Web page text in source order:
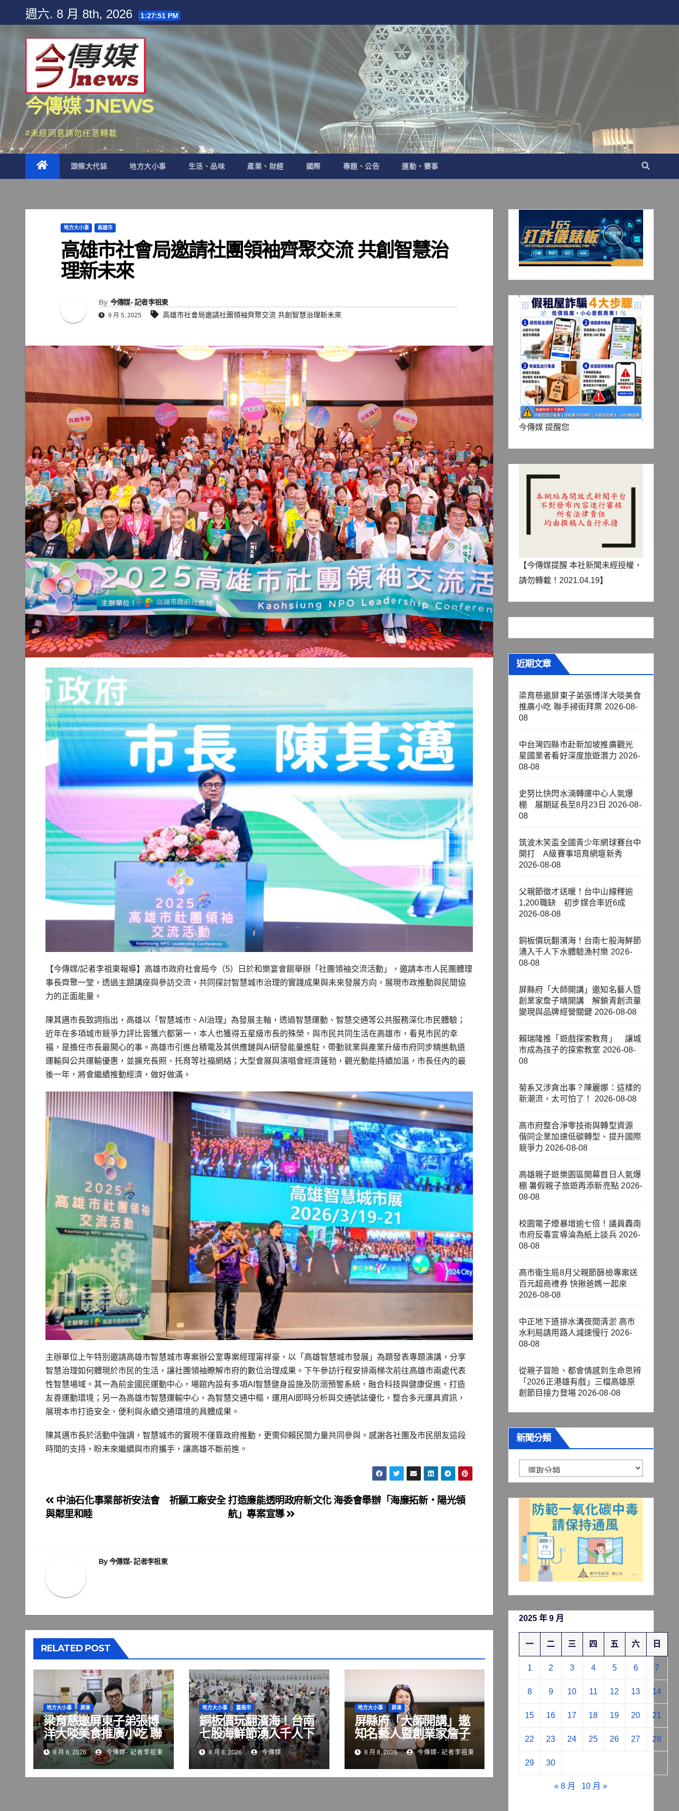
content
週六. 8 月 8th, 2026 1:27:53 PM
今傳媒 JNEWS
#未經同意請勿任意轉載
頭條大代誌 地方大小事 生活、品味 產業、財經 國際 專題、公告 運動、賽事
地方大小事 高雄市
高雄市社會局邀請社團領袖齊聚交流 共創智慧治
理新未來
By 今傳媒- 記者李祖東
9 月 5, 2025 高雄市社會局邀請社團領袖齊聚交流 共創智慧治理新未來
【今傳媒/記者李祖東報導】高雄市政府社會局今（5）日於和樂宴會館舉辦「社團領袖交流活動」，邀請本市人民團體理
事長齊聚一堂，透過主題講座與參訪交流，共同探討智慧城市治理的實踐成果與未來發展方向，展現市政推動與民間協
力的正面能量。
陳其邁市長致詞指出，高雄以「智慧城市、AI治理」為發展主軸，透過智慧運動、智慧交通等公共服務深化市民體驗；
近年在多項城市競爭力評比皆獲六都第一，本人也獲得五星級市長的殊榮，與市民共同生活在高雄市，看見市民的幸
福，是擔任市長最開心的事。高雄市引進台積電及其供應鏈與AI研發能量進駐，帶動就業與產業升級市府同步精進軌道
運輸與公共運輸優惠，並擴充長照、托育等社福網絡；大型會展與演唱會經濟蓬勃，觀光動能持續加溫，市長任內的最
後一年，將會繼續推動經濟，做好做滿。
主辦單位上午特別邀請高雄市智慧城市專案辦公室專案經理甯祥豪，以「高雄智慧城市發展」為題發表專題演講，分享
智慧治理如何體現於市民的生活，讓社團領袖瞭解市府的數位治理成果。下午參訪行程安排兩梯次前往高雄市兩處代表
性智慧場域。其一為前金國民運動中心，場館內設有多項AI智慧健身設施及防溺預警系統，融合科技與健康促進，打造
友善運動環境；另一為高雄市智慧運輸中心，為智慧交通中樞，運用AI即時分析與交通號誌優化，整合多元運具資訊，
展現本市打造安全、便利與永續交通環境的具體成果。
陳其邁市長於活動中強調，智慧城市的實現不僅靠政府推動，更需仰賴民間力量共同參與。感謝各社團及市民朋友這段
時間的支持，盼未來繼續與市府攜手，讓高雄不斷前進。
文
章
打造廉能透明政府新文化 海委會舉辦「海廉拓新‧陽光領
航」專案宣導
中油石化事業部祈安法會 祈願工廠安全
與鄰里和睦
By今傳媒- 記者李祖東
RELATED POST
地方大小事 屏東
梁育慈邀屏東子弟張博
洋大啖美食推廣小吃 聯
手掃街拜票
8 月 8, 2026 今傳媒- 記者李祖東
地方大小事 臺南市
銅板價玩翻濱海！台南
七股海鮮節湧入千人下
水體驗漁村樂
8 月 8, 2026 今傳媒
地方大小事 屏東
屏縣府「大師開講」邀
知名藝人暨創業家詹子
晴開講 解鎖青創流量
變現與品牌經營關鍵
8 月 8, 2026 今傳媒- 記者李祖東
今傳媒 提醒您
【今傳媒提醒 本社新聞未經授權，
請勿轉載！2021.04.19】
近期文章
梁育慈邀屏東子弟張博洋大啖美食
推廣小吃 聯手掃街拜票 2026-08-
08
中台灣四縣市赴新加坡推廣觀光
星國業者看好深度旅遊潛力 2026-
08-08
史努比快閃水湳轉運中心人氣爆
棚 展期延長至8月23日 2026-08-
08
筑波木笑盃全國青少年網球賽台中
開打 A級賽事培育網壇新秀
2026-08-08
父親節徵才送暖！台中山線釋逾
1,200職缺 初步媒合率近6成
2026-08-08
銅板價玩翻濱海！台南七股海鮮節
湧入千人下水體驗漁村樂 2026-
08-08
屏縣府「大師開講」邀知名藝人暨
創業家詹子晴開講 解鎖青創流量
變現與品牌經營關鍵 2026-08-08
賴瑞隆推「遊戲探索教育」 讓城
市成為孩子的探索教室 2026-08-
08
菊系又涉貪出事？陳麗娜：這樣的
新潮流，太可怕了！
2026-08-08
高市府整合淨零技術與轉型資源
偕同企業加速低碳轉型、提升國際
競爭力 2026-08-08
高雄親子遊樂園區開幕首日人氣爆
棚 暑假親子旅遊再添新亮點 2026-
08-08
校園電子煙暴增逾七倍！議員轟南
市府反毒宣導淪為紙上談兵 2026-
08-08
高市衛生局8月父親節篩檢專案送
百元超商禮券 快揪爸媽一起來
2026-08-08
中正地下道排水溝夜間清淤 高市
水利局請用路人減速慢行 2026-
08-08
從親子冒險、都會情感到生命思辨
「2026正港雄有戲」三檔高雄原
創節目接力登場 2026-08-08
新聞分類
聞
分
2025 年 9 月
一 二 三 四 五 六 日
1 2 3 4 5 6 7
8 9 10 11 12 13 14
15 16 17 18 19 20 21
22 23 24 25 26 27 28
29 30
« 8 月 10 月 »